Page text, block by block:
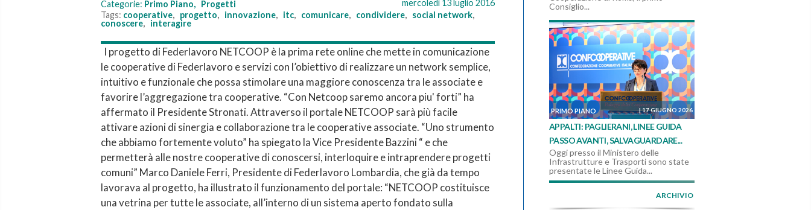
mercoledì 13 luglio 2016
Categorie: Primo Piano, Progetti
Tags: cooperative, progetto, innovazione, itc, comunicare, condividere, social network,
conoscere, interagire
l progetto di Federlavoro NETCOOP è la prima rete online che mette in comunicazione
le cooperative di Federlavoro e servizi con l’obiettivo di realizzare un network semplice,
intuitivo e funzionale che possa stimolare una maggiore conoscenza tra le associate e
favorire l’aggregazione tra cooperative. “Con Netcoop saremo ancora piu' forti” ha
affermato il Presidente Stronati. Attraverso il portale NETCOOP sarà più facile
attivare azioni di sinergia e collaborazione tra le cooperative associate. “Uno strumento
che abbiamo fortemente voluto” ha spiegato la Vice Presidente Bazzini “ e che
permetterà alle nostre cooperative di conoscersi, interloquire e intraprendere progetti
comuni” Marco Daniele Ferri, Presidente di Federlavoro Lombardia, che già da tempo
lavorava al progetto, ha illustrato il funzionamento del portale: “NETCOOP costituisce
una vetrina per tutte le associate, all’interno di un sistema aperto fondato sulla
Consiglio...
PRIMO PIANO |17 GIUGNO 2026
APPALTI: PAGLIERANI, LINEE GUIDA
PASSO AVANTI, SALVAGUARDARE...
Oggi presso il Ministero delle
Infrastrutture e Trasporti sono state
presentate le Linee Guida...
ARCHIVIO